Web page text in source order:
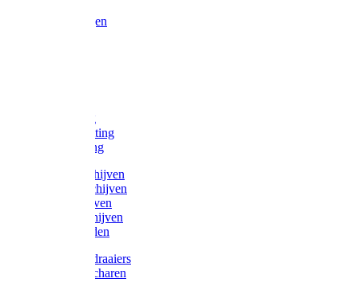
Aanlegringen
Voetketting
Scheepsketting
Victorketting
Afbraamschijven
Doorslijpschijven
Lamelschijven
Diamantschijven
Laselektroden
Schroevendraaiers
Tangen / Scharen